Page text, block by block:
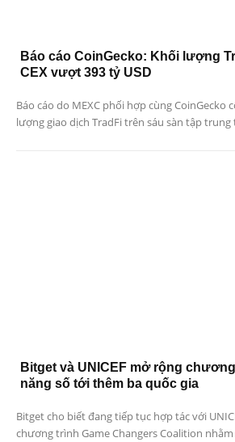
Báo cáo CoinGecko: Khối lượng
CEX vượt 393 tỷ USD
Báo cáo do MEXC phối hợp cùng CoinGecko
lượng giao dịch TradFi trên sáu sàn tập trung
Bitget và UNICEF mở rộng
năng số tới thêm ba quốc gia
Bitget cho biết đang tiếp tục hợp tác với
chương trình Game Changers Coalition